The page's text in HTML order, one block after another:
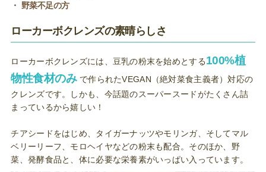
・ 野菜不足の方
ローカーボクレンズの素晴らしさ
ローカーボクレンズには、豆乳の粉末を始めとする100%植
物性食材のみ で作られたVEGAN（絶対菜食主義者）対応の
クレンズです。しかも、今話題のスーパースードがたくさん詰
まっているから嬉しい！
チアシードをはじめ、タイガーナッツやモリンガ、そしてマル
ベリーリーフ、モロヘイヤなどの粉末も配合。そのほか、野
菜、発酵食品と、体に必要な栄養素がいっぱい入っています。